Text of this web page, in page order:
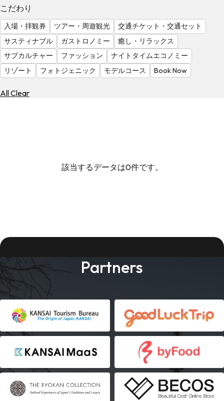
調
べ
る
天
気
を
見
る
こだわり
入場・拝観券 ツアー・周遊観光
交通チケット・交通セット
サスティナブル
ガストロノミー
癒し・リラックス
サブカルチャー
ファッション
ナイトタイムエコノミー
リゾート
フォトジェニック モデルコース Book Now
All Clear
該当するデータは0件です。
Partners